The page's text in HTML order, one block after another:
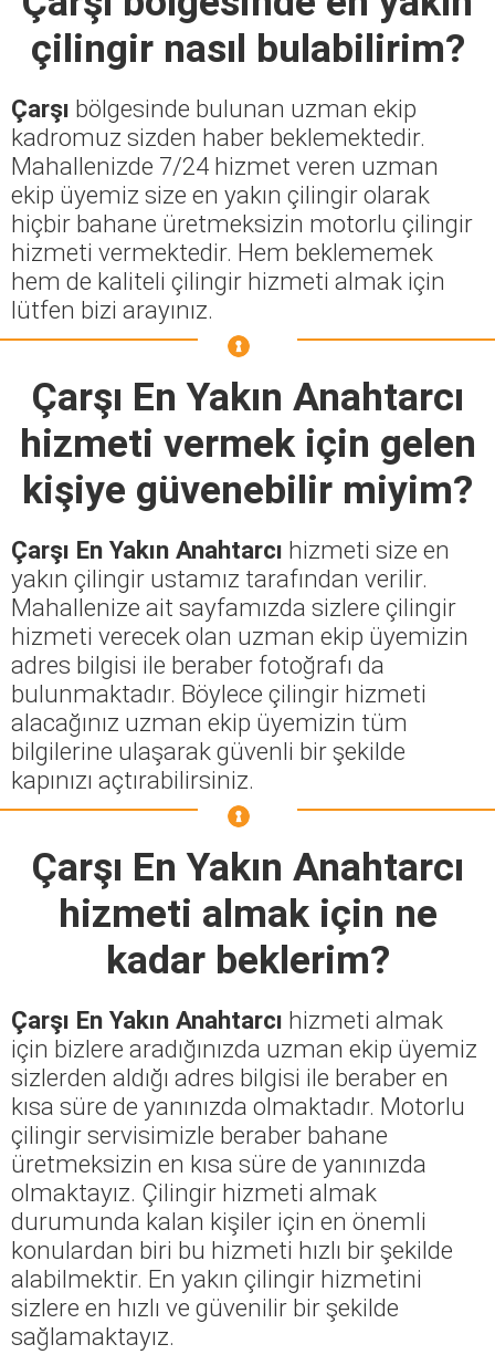
çilingir nasıl bulabilirim?
Çarşı bölgesinde bulunan uzman ekip
kadromuz sizden haber beklemektedir.
Mahallenizde 7/24 hizmet veren uzman
ekip üyemiz size en yakın çilingir olarak
hiçbir bahane üretmeksizin motorlu çilingir
hizmeti vermektedir. Hem beklememek
hem de kaliteli çilingir hizmeti almak için
lütfen bizi arayınız.
Çarşı En Yakın Anahtarcı
hizmeti vermek için gelen
kişiye güvenebilir miyim?
Çarşı En Yakın Anahtarcı hizmeti size en
yakın çilingir ustamız tarafından verilir.
Mahallenize ait sayfamızda sizlere çilingir
hizmeti verecek olan uzman ekip üyemizin
adres bilgisi ile beraber fotoğrafı da
bulunmaktadır. Böylece çilingir hizmeti
alacağınız uzman ekip üyemizin tüm
bilgilerine ulaşarak güvenli bir şekilde
kapınızı açtırabilirsiniz.
Çarşı En Yakın Anahtarcı
hizmeti almak için ne
kadar beklerim?
Çarşı En Yakın Anahtarcı hizmeti almak
için bizlere aradığınızda uzman ekip üyemiz
sizlerden aldığı adres bilgisi ile beraber en
kısa süre de yanınızda olmaktadır. Motorlu
çilingir servisimizle beraber bahane
üretmeksizin en kısa süre de yanınızda
olmaktayız. Çilingir hizmeti almak
durumunda kalan kişiler için en önemli
konulardan biri bu hizmeti hızlı bir şekilde
alabilmektir. En yakın çilingir hizmetini
sizlere en hızlı ve güvenilir bir şekilde
sağlamaktayız.